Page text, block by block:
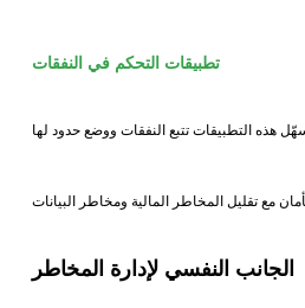
تطبيقات التحكم في النفقات
الجانب النفسي لإدارة المخاطر